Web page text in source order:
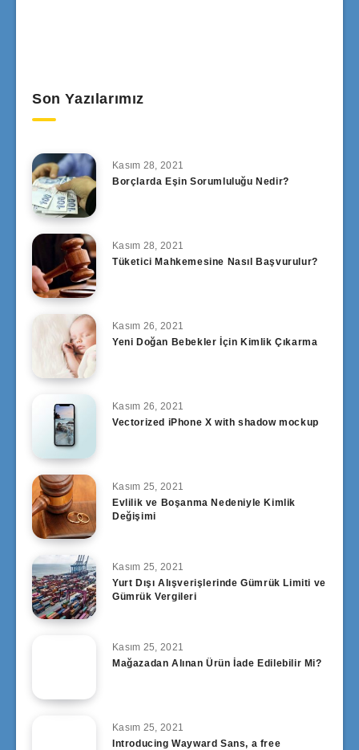
Son Yazılarımız
Kasım 28, 2021
Borçlarda Eşin Sorumluluğu Nedir?
Kasım 28, 2021
Tüketici Mahkemesine Nasıl Başvurulur?
Kasım 26, 2021
Yeni Doğan Bebekler İçin Kimlik Çıkarma
Kasım 26, 2021
Vectorized iPhone X with shadow mockup
Kasım 25, 2021
Evlilik ve Boşanma Nedeniyle Kimlik
Değişimi
Kasım 25, 2021
Yurt Dışı Alışverişlerinde Gümrük Limiti ve
Gümrük Vergileri
Kasım 25, 2021
Mağazadan Alınan Ürün İade Edilebilir Mi?
Kasım 25, 2021
Introducing Wayward Sans, a free